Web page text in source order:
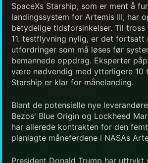
SpaceXs Starship, som er ment å
landingssystem for Artemis III, har
betydelige tidsforsinkelser. Til
11. testflyvning nylig, er det fortsatt
utfordringer som må løses før
bemannede oppdrag. Eksperter
være nødvendig med ytterligere 10
Starship er klar for månelanding.
Blant de potensielle nye
Bezos' Blue Origin og Lockheed
har allerede kontrakten for den
planlagte måneferdene i NASAs
President Donald Trump har uttrykt